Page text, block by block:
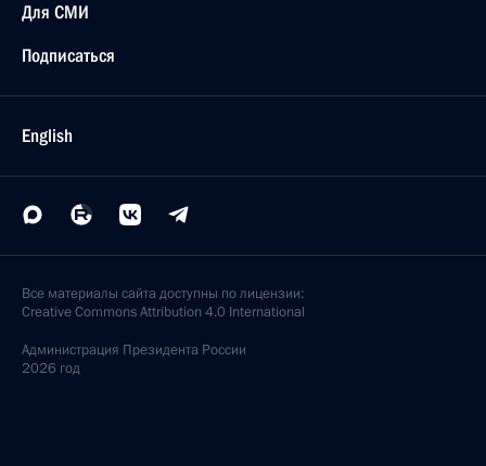
Для СМИ
Подписаться
English
Все материалы сайта доступны по лицензии:
Creative Commons Attribution 4.0 International
Администрация Президента России
2026 год